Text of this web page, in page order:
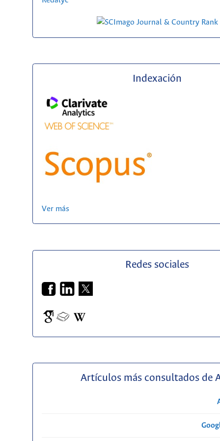
Indexación
Ver más
Redes sociales
Artículos más consultados de